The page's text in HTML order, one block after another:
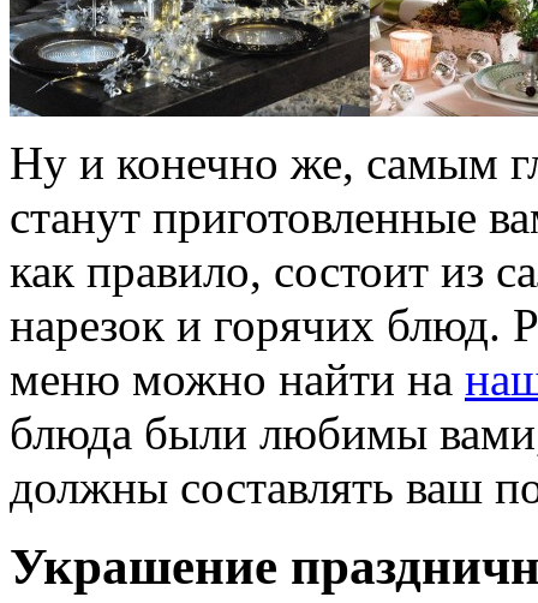
Ну и конечно же, самым
станут приготовленные
как правило, состоит из
нарезок и горячих блюд.
меню можно найти на
блюда были любимы
должны составлять ваш
Украшение